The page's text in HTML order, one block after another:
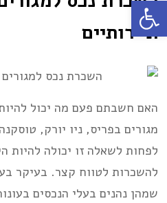
תיירותיים
האם חשבתם פעם מה יכול
מגורים בפריס, ניו יורק,
לפחות לשאלה זו יכולה להיות
להשכרות לטווח קצר. בעיקר
שמהן נהנים בעלי הנכסים
Open toolbar